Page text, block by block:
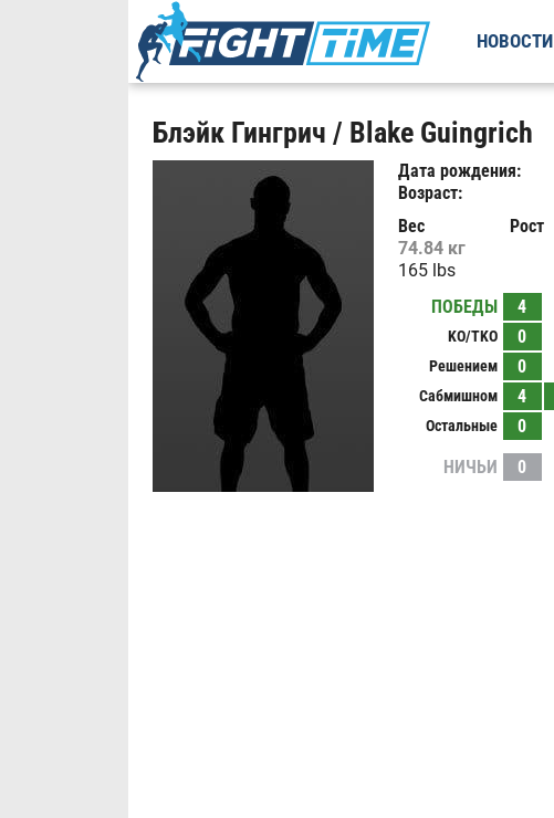
НОВОСТИ
Блэйк Гингрич / Blake Guingrich
Дата рождения:
Возраст:
Вес
74.84 кг
165 lbs
Рост
ПОБЕДЫ
4
KO/TKO 0
Решением
0
Сабмишном
4
Остальные
0
НИЧЬИ 0